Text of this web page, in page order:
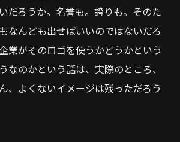
だろうか。名誉も。誇りも。そのた
なんども出せばいいのではないだろ
業がそのロゴを使うかどうかという
なのかという話は、実際のところ、
、よくないイメージは残っただろう